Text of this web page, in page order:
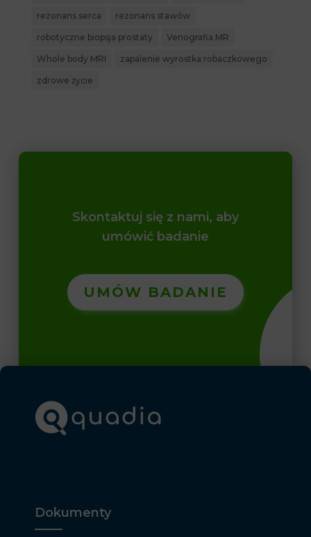
rezonans serca rezonans stawów
robotyczne biopsja prostaty Venografia MR
Whole body MRI zapalenie wyrostka robaczkowego
zdrowe życie
Skontaktuj się z nami, aby
umówić badanie
UMÓW BADANIE
Dokumenty